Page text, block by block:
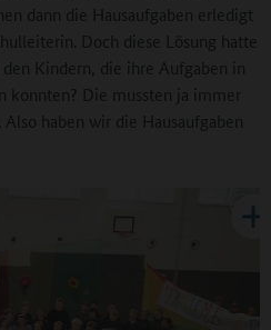
dann die Hausaufgaben erledigt
Doch diese Lösung hatte
Kindern, die ihre Aufgaben in
Die mussten ja immer
haben wir die Hausaufgaben